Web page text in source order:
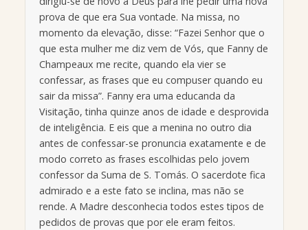
prova de que era Sua vontade. Na missa, no
momento da elevação, disse: “Fazei Senhor que o
que esta mulher me diz vem de Vós, que Fanny de
Champeaux me recite, quando ela vier se
confessar, as frases que eu compuser quando eu
sair da missa”. Fanny era uma educanda da
Visitação, tinha quinze anos de idade e desprovida
de inteligência. E eis que a menina no outro dia
antes de confessar-se pronuncia exatamente e de
modo correto as frases escolhidas pelo jovem
confessor da Suma de S. Tomás. O sacerdote fica
admirado e a este fato se inclina, mas não se
rende. A Madre desconhecia todos estes tipos de
pedidos de provas que por ele eram feitos.